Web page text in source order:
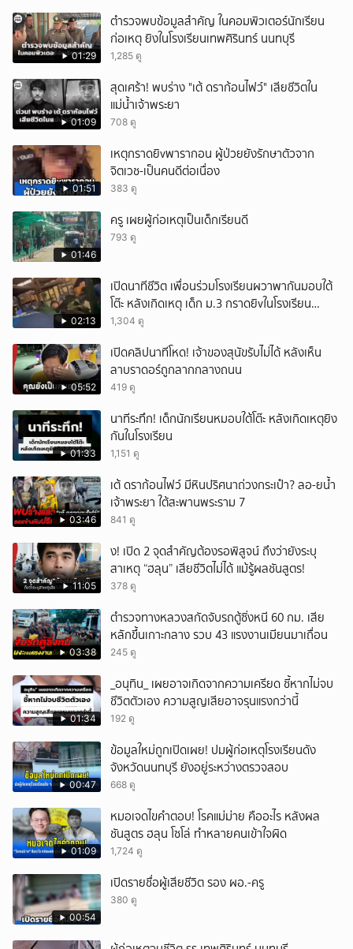
01:29
ตำรวจพบข้อมูลสำคัญ ในคอมพิวเตอร์นักเรียน
ก่อเหตุ ยิงในโรงเรียนเทพศิรินทร์ นนทบุรี
1,285 ดู
01:09
สุดเศร้า! พบร่าง "เต้ ดราก้อนไฟว์" เสียชีวิตใน
แม่น้ำเจ้าพระยา
708 ดู
01:51
เหตุกราดยิvพารากอน ผู้ป่วยยังรักษาตัวจาก
จิตเวช-เป็นคนดีต่อเนื่อง
383 ดู
01:46
ครู เผยผู้ก่อเหตุเป็นเด็กเรียนดี
793 ดู
02:13
เปิดนาทีชีวิต เพื่อนร่วมโรงเรียนผวาพากันมอบใต้
โต๊ะ หลังเกิดเหตุ เด็ก ม.3 กราดยิvในโรงเรียน
เทพศิรินทร์นนท์ แบบไม่เลือกหน้า เสียงปืนดังสนั่น
1,304 ดู
05:52
เปิดคลิปนาทีโหด! เจ้าของสุนัขรับไม่ได้ หลังเห็น
ลาบราดอร์ถูกลากกลางถนน
419 ดู
01:33
นาทีระทึก! เด็กนักเรียนหมอบใต้โต๊ะ หลังเกิดเหตุยิง
กันในโรงเรียน
1,151 ดู
03:46
เต้ ดราก้อนไฟว์ มีหินปริศนาถ่วงกระเป๋า? ลอ-ยน้ำ
เจ้าพระยา ใต้สะพานพระราม 7
841 ดู
11:05
ึ้ง! เปิด 2 จุดสำคัญต้องรอพิสูจน์ ถึงว่ายังระบุ
สาเหตุ “ฮลุน” เสียชีวิตไม่ได้ แม้รู้ผลชันสูตร!
378 ดู
03:38
ตำรวจทางหลวงสกัดจับรถตู้ซิ่งหนี 60 กม. เสีย
หลักขึ้นเกาะกลาง รวบ 43 แรงงานเมียนมาเถื่อน
245 ดู
01:34
_อนุทิน_ เผยอาจเกิดจากความเครียด ชี้หากไม่จบ
ชีวิตตัวเอง ความสูญเสียอาจรุนแรงกว่านี้
192 ดู
00:47
ข้อมูลใหม่ถูกเปิดเผย! ปมผู้ก่อเหตุโรงเรียนดัง
จังหวัดนนทบุรี ยังอยู่ระหว่างตรวจสอบ
668 ดู
01:09
หมอเจดไขคำตอบ! โรคแม่ม่าย คืออะไร หลังผล
ชันสูตร ฮลุน โซโล่ ทำหลายคนเข้าใจผิด
1,724 ดู
00:54
เปิดรายชื่อผู้เสียชีวิต รอง ผอ.-ครู
380 ดู